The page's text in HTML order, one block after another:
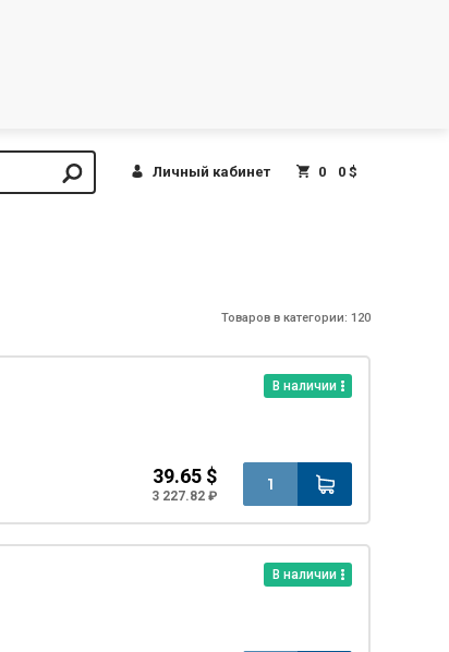
Личный кабинет 0 0 $
Товаров в категории: 120
В наличии
39.65 $
3 227.82 ₽
В наличии